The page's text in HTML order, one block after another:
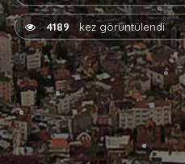
4189 kez görüntülendi